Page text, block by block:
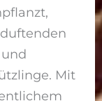
Mit